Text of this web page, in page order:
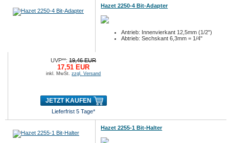
Hazet 2250-4 Bit-Adapter
Antrieb: Innenvierkant 12,5mm (1/2")
Abtrieb: Sechskant 6,3mm = 1/4"
UVP**:19,46 EUR
17,51 EUR
inkl. MwSt.zzgl. Versand
JETZT KAUFEN
Lieferfrist 5 Tage*
Hazet 2255-1 Bit-Halter